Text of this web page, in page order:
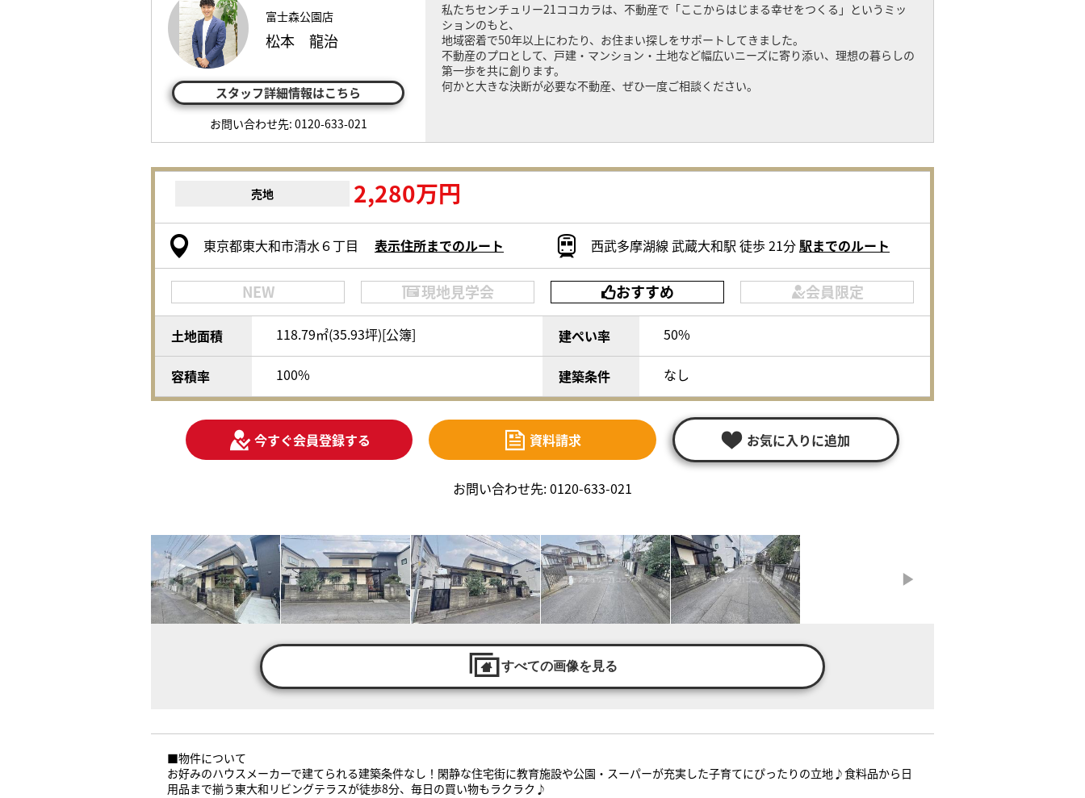
富士森公園店
松本 龍治
スタッフ詳細情報はこちら
お問い合わせ先: 0120-633-021
私たちセンチュリー21ココカラは、不動産で「ここからはじまる幸せをつくる」というミッ
ションのもと、
地域密着で50年以上にわたり、お住まい探しをサポートしてきました。
不動産のプロとして、戸建・マンション・土地など幅広いニーズに寄り添い、理想の暮らしの
第一歩を共に創ります。
何かと大きな決断が必要な不動産、ぜひ一度ご相談ください。
売地 2,280万円
東京都東大和市清水６丁目 表示住所までのルート 西武多摩湖線 武蔵大和駅 徒歩 21分駅までのルート
NEW 現地見学会 おすすめ 会員限定
土地面積 118.79㎡(35.93坪)[公簿] 建ぺい率 50%
容積率 100% 建築条件 なし
今すぐ会員登録する 資料請求 お気に入りに追加
お問い合わせ先: 0120-633-021
すべての画像を見る
■物件について
お好みのハウスメーカーで建てられる建築条件なし！閑静な住宅街に教育施設や公園・スーパーが充実した子育てにぴったりの立地♪食料品から日
用品まで揃う東大和リビングテラスが徒歩8分、毎日の買い物もラクラク♪